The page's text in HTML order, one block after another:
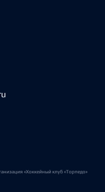
«Хоккейный клуб «Торпедо»